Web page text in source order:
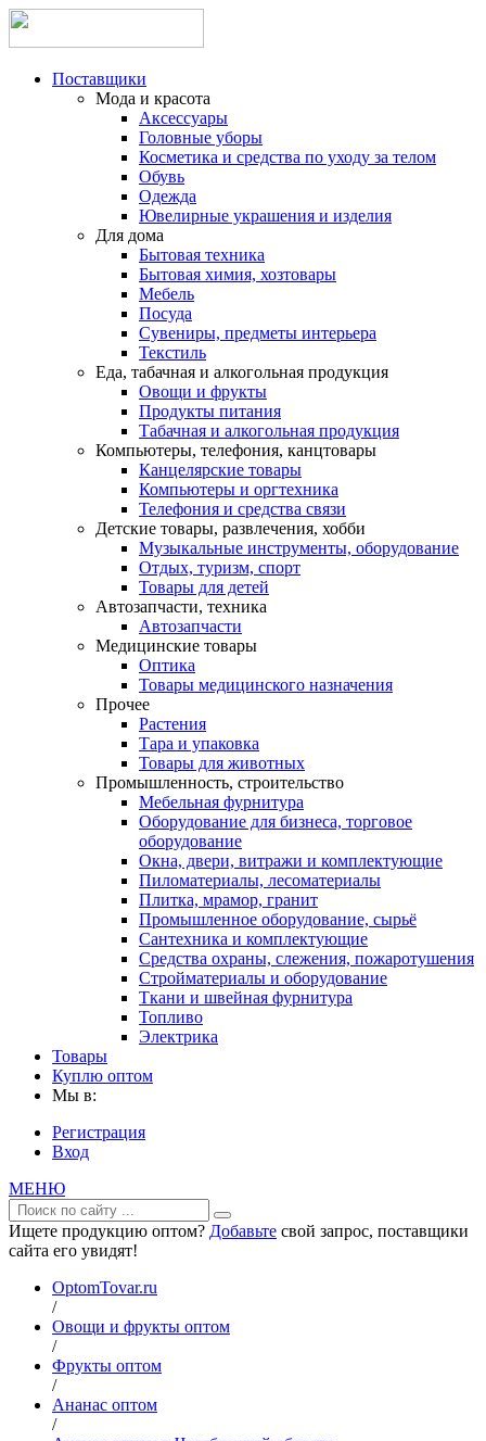
Поставщики
Мода и красота
Аксессуары
Головные уборы
Косметика и средства по уходу за телом
Обувь
Одежда
Ювелирные украшения и изделия
Для дома
Бытовая техника
Бытовая химия, хозтовары
Мебель
Посуда
Сувениры, предметы интерьера
Текстиль
Еда, табачная и алкогольная продукция
Овощи и фрукты
Продукты питания
Табачная и алкогольная продукция
Компьютеры, телефония, канцтовары
Канцелярские товары
Компьютеры и оргтехника
Телефония и средства связи
Детские товары, развлечения, хобби
Музыкальные инструменты, оборудование
Отдых, туризм, спорт
Товары для детей
Автозапчасти, техника
Автозапчасти
Медицинские товары
Оптика
Товары медицинского назначения
Прочее
Растения
Тара и упаковка
Товары для животных
Промышленность, строительство
Мебельная фурнитура
Оборудование для бизнеса, торговое
оборудование
Окна, двери, витражи и комплектующие
Пиломатериалы, лесоматериалы
Плитка, мрамор, гранит
Промышленное оборудование, сырьё
Сантехника и комплектующие
Средства охраны, слежения, пожаротушения
Стройматериалы и оборудование
Ткани и швейная фурнитура
Топливо
Электрика
Товары
Куплю оптом
Мы в:
Регистрация
Вход
МЕНЮ
Ищете продукцию оптом? Добавьте свой запрос, поставщики
сайта его увидят!
OptomTovar.ru
/
Овощи и фрукты оптом
/
Фрукты оптом
/
Ананас оптом
/